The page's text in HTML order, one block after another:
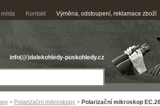
Kontakt Výměna, odstoupení, reklamace zboží
info(@)dalekohledy-puskohledy.cz
> Polarizační mikroskopy > Polarizační mikroskop